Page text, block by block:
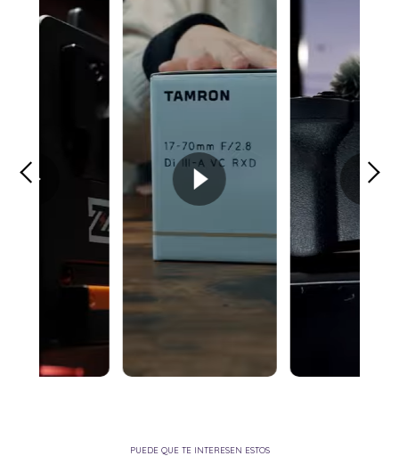
PUEDE QUE TE INTERESEN ESTOS